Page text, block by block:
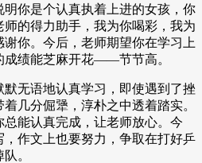
你是个认真执着上进的女孩，你
的得力助手，我为你喝彩，我为
你。今后，老师期望你在学习上
成绩能芝麻开花——节节高。
无语地认真学习，即使遇到了挫
几分倔犟，淳朴之中透着踏实。
能认真完成，让老师放心。今
作文上也要努力，争取在打好乒
。